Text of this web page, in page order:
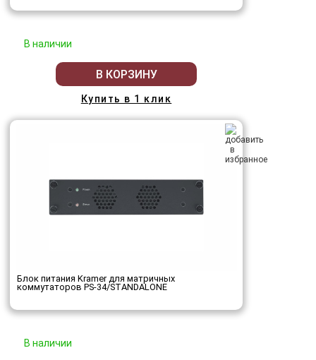
В наличии
В КОРЗИНУ
Купить в 1 клик
Блок питания Kramer для матричных
коммутаторов PS-34/STANDALONE
В наличии